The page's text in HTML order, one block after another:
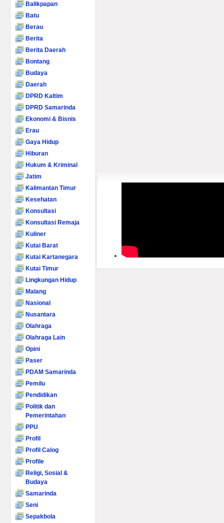
Balikpapan
Batu
Berau
Berita
Berita Daerah
Bontang
Budaya
Daerah
DPRD Kaltim
DPRD Samarinda
Ekonomi & Bisnis
Erau
Gaya Hidup
Hiburan
Hukum & Kriminal
Jatim
Kalimantan Timur
Kesehatan
Konsultasi
Konsultasi Remaja
Kuliner
Kutai Barat
Kutai Kartanegara
Kutai Timur
Lingkungan Hidup
Malang
Nasional
Nusantara
Olahraga
Olahraga Lain
Opini
Paser
PDAM Samarinda
Pemilu
Pendidikan
Politik dan
Pemerintahan
PPU
Profil
Profil Calog
Profile
Religi, Sosial &
Budaya
Samarinda
Seni
Sepakbola